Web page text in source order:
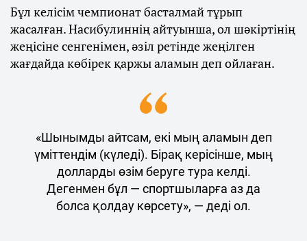
Бұл келісім чемпионат басталмай тұрып
жасалған. Насибулиннің айтуынша, ол шәкіртінің
жеңісіне сенгенімен, әзіл ретінде жеңілген
жағдайда көбірек қаржы аламын деп ойлаған.
«Шынымды айтсам, екі мың аламын деп
үміттендім (күледі). Бірақ керісінше, мың
долларды өзім беруге тура келді.
Дегенмен бұл — спортшыларға аз да
болса қолдау көрсету», — деді ол.